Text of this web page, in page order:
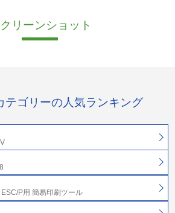
リーンショット
テゴリーの人気ランキング
P用 簡易印刷ツール